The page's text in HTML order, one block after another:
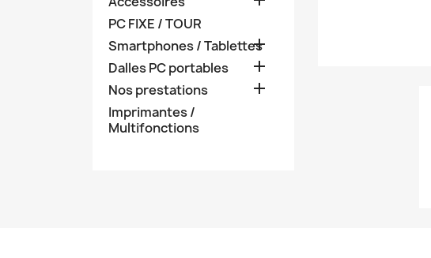
PC FIXE / TOUR
Smartphones / Tablettes

Dalles PC portables 
Nos prestations 
Imprimantes /
Multifonctions